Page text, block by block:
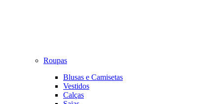
Roupas
Blusas e Camisetas
Vestidos
Calças